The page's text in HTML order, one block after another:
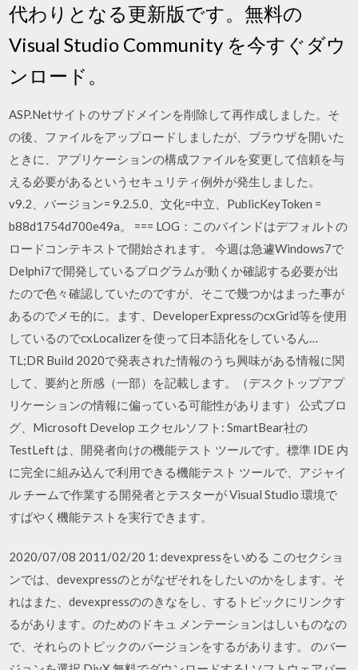
代わりとなる更新版です。無料の
Visual Studio Community を今すぐダウ
ンロード。
ASP.Netサイトのサブドメインを削除して再作成しました。そ
の後、ファイルをアップロードしましたが、ブラウザを開いた
ときに、アプリケーションの構成ファイルを変更して信頼を与
える必要があるというセキュリティ例外が発生しました。
v9.2、バージョン= 9.2.5.0、文化=中立、PublicKeyToken =
b88d1754d700e49a。 === LOG：このバインドはデフォルトの
ロードコンテキストで開始されます。 今週は急遽Windows7で
Delphi7で開発しているプログラムが動くか確認する必要が出
たので色々確認していたのですが、そこで幾つかはまった事が
あるのでメモ的に。ます、DeveloperExpressのcxGrid等を使用
しているのでcxLocalizerを使って日本語化をしているん…
TL;DR Build 2020で発表された情報のうち興味がある情報に関
して、要約と所感（一部）を記載します。（デスクトップアプ
リケーションの情報に偏っている可能性があります） 公式ブロ
グ、Microsoft Develop エクセルソフト: SmartBear社の
TestLeft は、開発者向けの機能テスト ツールです。標準 IDE 内
に完全に組み込んで利用できる機能テスト ツールで、アジャイ
ル チームで作業する開発者とテスターが Visual Studio 環境で
すばやく機能テストを実行できます。
2020/07/08 2011/02/20 1: devexpressをいめる このセクショ
ンでは、devexpressのとがなぜそれをしたいのかをします。そ
れはまた、devexpressののきなをし、するトピックにリンクす
るがあります。のためのドキュ メンテーションはしいものなの
で、それらのトピックのバージョンをするがあります。 のバー